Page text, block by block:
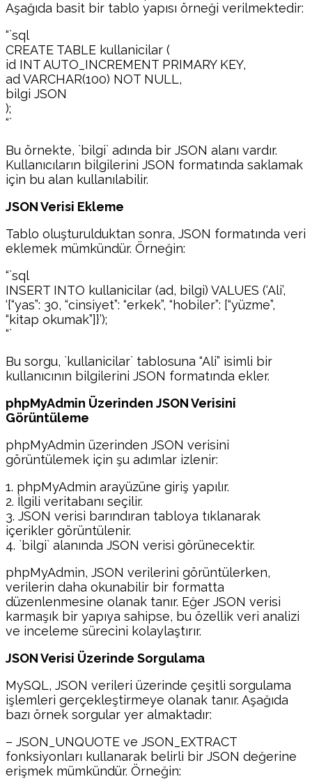
Aşağıda basit bir tablo yapısı örneği verilmektedir:
“`sql
CREATE TABLE kullanicilar (
id INT AUTO_INCREMENT PRIMARY KEY,
ad VARCHAR(100) NOT NULL,
bilgi JSON
);
“`
Bu örnekte, `bilgi` adında bir JSON alanı vardır.
Kullanıcıların bilgilerini JSON formatında saklamak
için bu alan kullanılabilir.
JSON Verisi Ekleme
Tablo oluşturulduktan sonra, JSON formatında veri
eklemek mümkündür. Örneğin:
“`sql
INSERT INTO kullanicilar (ad, bilgi) VALUES (‘Ali’,
‘{“yas”: 30, “cinsiyet”: “erkek”, “hobiler”: [“yüzme”,
“kitap okumak”]}’);
“`
Bu sorgu, `kullanicilar` tablosuna “Ali” isimli bir
kullanıcının bilgilerini JSON formatında ekler.
phpMyAdmin Üzerinden JSON Verisini
Görüntüleme
phpMyAdmin üzerinden JSON verisini
görüntülemek için şu adımlar izlenir:
1. phpMyAdmin arayüzüne giriş yapılır.
2. İlgili veritabanı seçilir.
3. JSON verisi barındıran tabloya tıklanarak
içerikler görüntülenir.
4. `bilgi` alanında JSON verisi görünecektir.
phpMyAdmin, JSON verilerini görüntülerken,
verilerin daha okunabilir bir formatta
düzenlenmesine olanak tanır. Eğer JSON verisi
karmaşık bir yapıya sahipse, bu özellik veri analizi
ve inceleme sürecini kolaylaştırır.
JSON Verisi Üzerinde Sorgulama
MySQL, JSON verileri üzerinde çeşitli sorgulama
işlemleri gerçekleştirmeye olanak tanır. Aşağıda
bazı örnek sorgular yer almaktadır:
– JSON_UNQUOTE ve JSON_EXTRACT
fonksiyonları kullanarak belirli bir JSON değerine
erişmek mümkündür. Örneğin: